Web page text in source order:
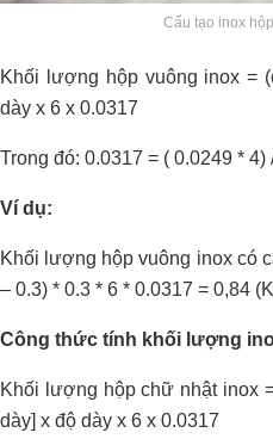
Cấu tạo inox
Khối lượng hộp vuông inox =
dày x 6 x 0.0317
Trong đó: 0.0317 = ( 0.0249 * 4)
Ví dụ:
Khối lượng hộp vuông inox có
– 0.3) * 0.3 * 6 * 0.0317 = 0,84
Công thức tính khối lượng
Khối lượng hộp chữ nhật inox
dày] x độ dày x 6 x 0.0317